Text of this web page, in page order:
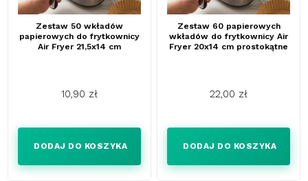
Zestaw 50 wkładów
papierowych do frytkownicy
Air Fryer 21,5x14 cm
10,90 zł
DODAJ DO KOSZYKA
Zestaw 60 papierowych
wkładów do frytkownicy Air
Fryer 20x14 cm prostokątne
22,00 zł
DODAJ DO KOSZYKA